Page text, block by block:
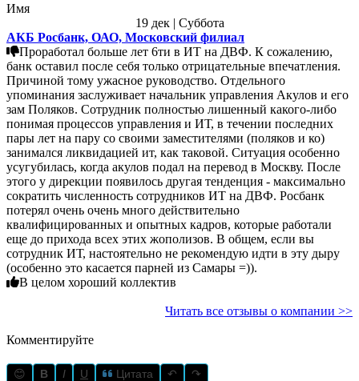
Имя
19 дек | Суббота
АКБ Росбанк, ОАО, Московский филиал
Проработал больше лет 6ти в ИТ на ДВФ. К сожалению,
банк оставил после себя только отрицательные впечатления.
Причиной тому ужасное руководство. Отдельного
упоминания заслуживает начальник управления Акулов и его
зам Поляков. Сотрудник полностью лишенный какого-либо
понимая процессов управления и ИТ, в течении последних
пары лет на пару со своими заместителями (поляков и ко)
занимался ликвидацией ит, как таковой. Ситуация особенно
усугубилась, когда акулов подал на перевод в Москву. После
этого у дирекции появилось другая тенденция - максимально
сократить численность сотрудников ИТ на ДВФ. Росбанк
потерял очень очень много действительно
квалифицированных и опытных кадров, которые работали
еще до прихода всех этих жополизов. В общем, если вы
сотрудник ИТ, настоятельно не рекомендую идти в эту дыру
(особенно это касается парней из Самары =)).
В целом хороший коллектив
Читать все отзывы о компании >>
Комментируйте
😊 B I U Цитата ↶ ↷